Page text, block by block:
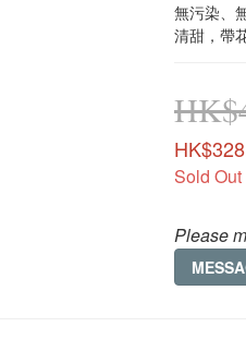
無污染、
清甜，帶
Sold Out
Please